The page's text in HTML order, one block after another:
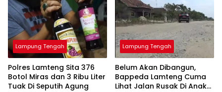
Lampung Tengah
Polres Lamteng Sita 376
Botol Miras dan 3 Ribu Liter
Tuak Di Seputih Agung
Lampung Tengah
Belum Akan Dibangun,
Bappeda Lamteng Cuma
Lihat Jalan Rusak Di Anak